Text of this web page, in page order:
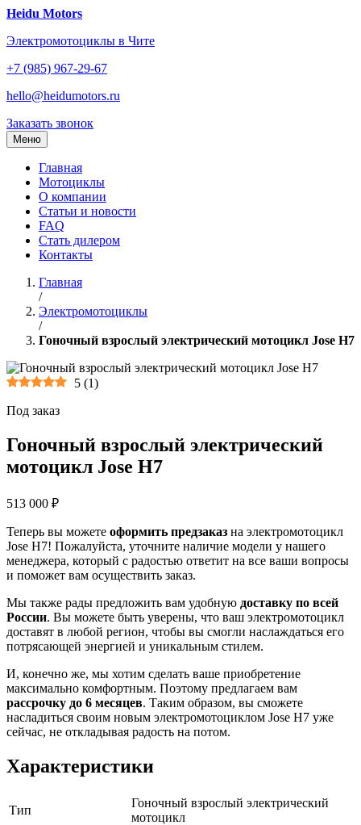
Перейти
содержанию
Heidu Motors
Электромотоциклы в Чите
+7 (985) 967-29-67
hello@heidumotors.ru
Заказать звонок
Меню
Главная
Мотоциклы
О компании
Статьи и новости
FAQ
Стать дилером
Контакты
Главная
/
Электромотоциклы
/
Гоночный взрослый электрический мотоцикл Jose H7
5 (1)
Под заказ
Гоночный взрослый электрический
мотоцикл Jose H7
513 000 ₽
Теперь вы можете оформить предзаказ на электромотоцикл
Jose H7! Пожалуйста, уточните наличие модели у нашего
менеджера, который с радостью ответит на все ваши вопросы
и поможет вам осуществить заказ.
Мы также рады предложить вам удобную доставку по всей
России. Вы можете быть уверены, что ваш электромотоцикл
доставят в любой регион, чтобы вы смогли наслаждаться его
потрясающей энергией и уникальным стилем.
И, конечно же, мы хотим сделать ваше приобретение
максимально комфортным. Поэтому предлагаем вам
рассрочку до 6 месяцев. Таким образом, вы сможете
насладиться своим новым электромотоциклом Jose H7 уже
сейчас, не откладывая радость на потом.
Характеристики
Тип
Гоночный взрослый электрический
мотоцикл